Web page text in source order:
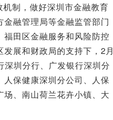
制，做好深圳市金融教育
融管理局等金融监管部门
田区金融服务和风险防控
展和财政局的支持下，2月
圳分行、广发银行深圳分
保健康深圳分公司、人保
、南山荷兰花卉小镇、大